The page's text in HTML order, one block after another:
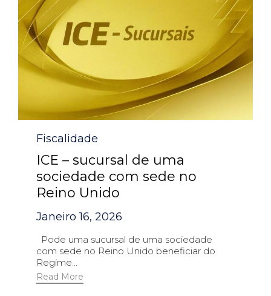
Category
Fiscalidade
ICE – sucursal de uma
sociedade com sede no
Reino Unido
Janeiro 16, 2026
Pode uma sucursal de uma sociedade
com sede no Reino Unido beneficiar do
Regime...
Read More